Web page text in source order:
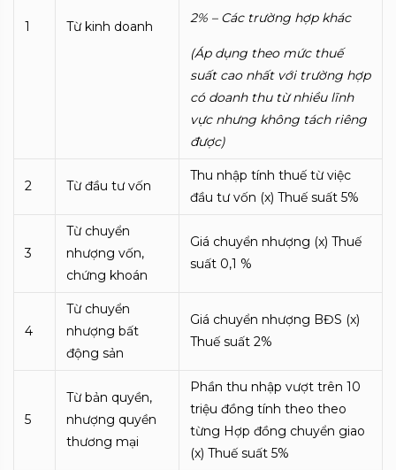
1 Từ kinh doanh
2% – Các trường hợp khác
(Áp dụng theo mức thuế
suất cao nhấtvới trường hợp
có doanh thu từ nhiều lĩnh
vực nhưng không tách riêng
được)
2 Từ đầu tư vốn
Thu nhập tính thuế từ việc
đầu tư vốn (x) Thuế suất 5%
3
Từ chuyển
nhượng vốn,
chứng khoán
Giá chuyển nhượng (x) Thuế
suất 0,1 %
4
Từ chuyển
nhượng bất
động sản
Giá chuyển nhượng BĐS (x)
Thuế suất 2%
5
Từ bản quyền,
nhượng quyền
thương mại
Phần thu nhập vượt trên 10
triệu đồng tính theo theo
từng Hợp đồng chuyển giao
(x) Thuế suất 5%